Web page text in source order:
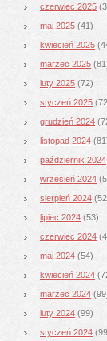
czerwiec 2025
maj 2025 (41)
kwiecień 2025
marzec 2025
luty 2025 (72)
styczeń 2025
grudzień 2024
listopad 2024
październik 2024
wrzesień 2024
sierpień 2024
lipiec 2024 (53)
czerwiec 2024
maj 2024 (54)
kwiecień 2024
marzec 2024
luty 2024 (99)
styczeń 2024